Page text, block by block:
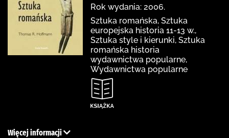
Rok wydania: 2006.
Sztuka romańska, Sztuka
europejska historia 11-13 w.,
Sztuka style i kierunki, Sztuka
romańska historia
wydawnictwa popularne,
Wydawnictwa popularne
Więcej informacji